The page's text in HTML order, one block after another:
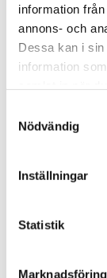
information
annons- och
Dessa kan i
information
Nödvändig
Inställningar
Statistik
Marknadsföring
21,000.00kr–